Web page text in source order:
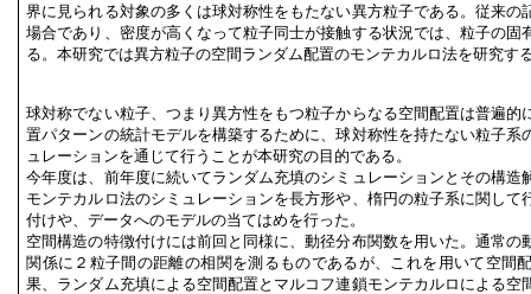
界に見られる対象の多くは球対称性をもたない異方粒子である。従来の
場合であり、密度が高くなって粒子同士が接触する状況では、粒子の固
る。本研究では異方粒子の空間ランダム配置のモンテカルロ法を研究す
球対称でない粒子、つまり異方性をもつ粒子からなる空間配置は普遍的
置パターンの統計モデルを構築するために、球対称性を持たない粒子系
ュレーションを通じて行うことが本研究の目的である。
今年度は、前年度に続いてランダム充填のシミュレーションとその構造
モンテカルロ法のシミュレーションを長方形や、楕円の粒子系に関して
付けや、データへのモデルの当てはめを行った。
空間構造の特徴付けには前回と同様に、動径分布関数を用いた。通常の
関係に２粒子間の距離の相関を測るものであるが、これを用いて空間
果、ランダム充填による空間配置とマルコフ連鎖モンテカルロによる空